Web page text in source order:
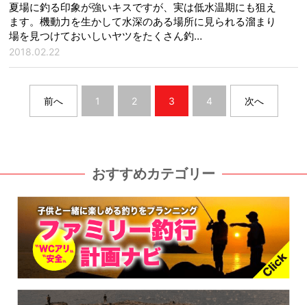
夏場に釣る印象が強いキスですが、実は低水温期にも狙え
ます。機動力を生かして水深のある場所に見られる溜まり
場を見つけておいしいヤツをたくさん釣…
2018.02.22
前へ 1 2 3 4 次へ
おすすめカテゴリー